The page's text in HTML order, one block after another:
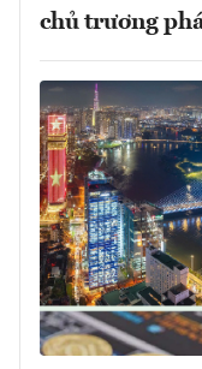
chủ trương